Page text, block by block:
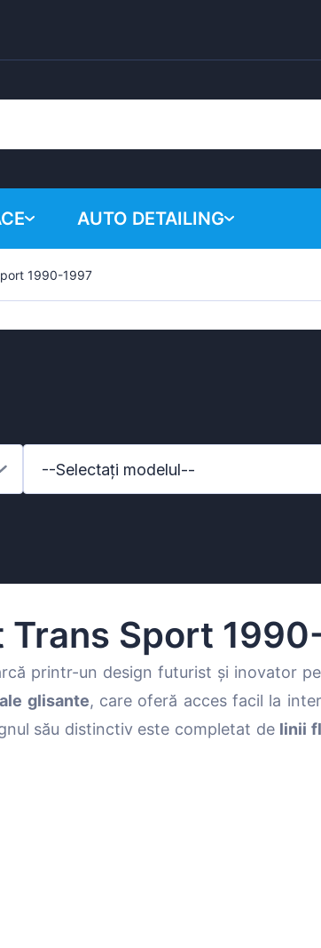
AUTO DETAILING
1990-1997
--Selectați modelul--
Trans Sport
printr-un design futurist și inovator
glisante, care oferă acces facil la
său distinctiv este completat de linii